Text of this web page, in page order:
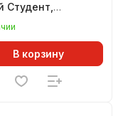
Студент,
Гимназист,
Лайт
В корзину